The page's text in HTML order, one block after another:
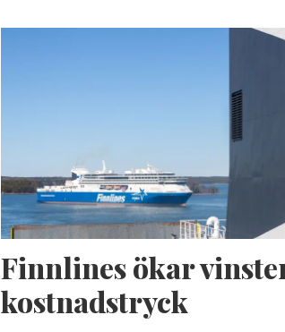
Finnlines ökar
kostnadstryck